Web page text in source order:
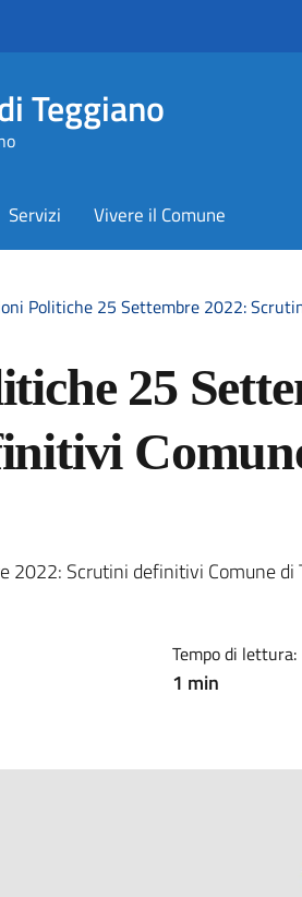
Teggiano
Servizi Vivere il Comune
Politiche 25 Settembre 2022:
25
notizia
2022: Scrutini definitivi Comune di
Tempo di lettura:
1 min